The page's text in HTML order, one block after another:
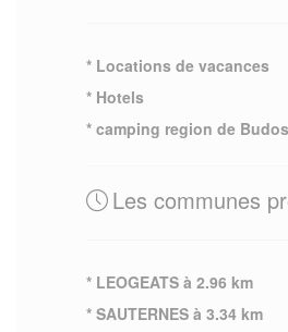
* Locations de vacances
* Hotels
* camping region de Budos
Les communes
* LEOGEATS à 2.96 km
* SAUTERNES à 3.34 km